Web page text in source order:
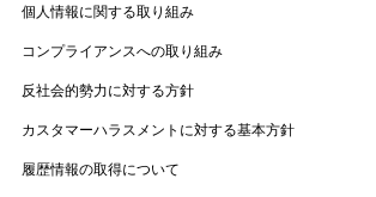
個人情報に関する取り組み
コンプライアンスへの取り組み
反社会的勢力に対する方針
カスタマーハラスメントに対する基本方針
履歴情報の取得について